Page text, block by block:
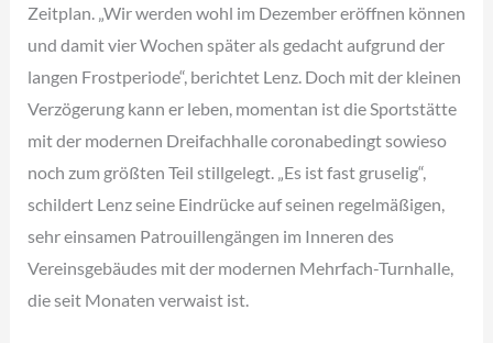
Zeitplan. „Wir werden wohl im Dezember eröffnen können
und damit vier Wochen später als gedacht aufgrund der
langen Frostperiode“, berichtet Lenz. Doch mit der kleinen
Verzögerung kann er leben, momentan ist die Sportstätte
mit der modernen Dreifachhalle coronabedingt sowieso
noch zum größten Teil stillgelegt. „Es ist fast gruselig“,
schildert Lenz seine Eindrücke auf seinen regelmäßigen,
sehr einsamen Patrouillengängen im Inneren des
Vereinsgebäudes mit der modernen Mehrfach-Turnhalle,
die seit Monaten verwaist ist.